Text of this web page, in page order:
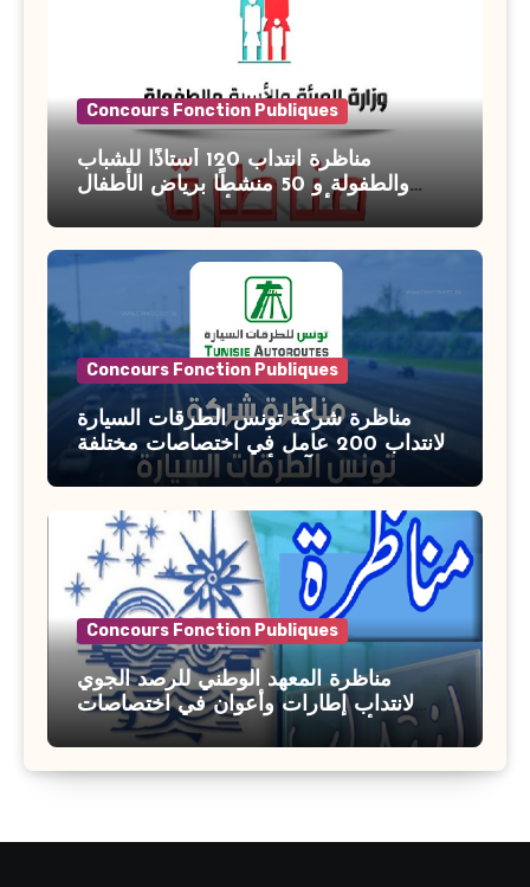
Concours Fonction Publiques
مناظرة انتداب 120 أستاذًا للشباب
والطفولة و 50 منشطًا برياض الأطفال
بوزارة الأسرة والمرأة والطفولة وكبار
السن آخر أجل للتسجيل : 27 جويلية 2026
Concours Fonction Publiques
مناظرة شركة تونس الطرقات السيارة
لانتداب 200 عامل في اختصاصات مختلفة
آخر أجل : 21 جويلية 2026
Concours Fonction Publiques
مناظرة المعهد الوطني للرصد الجوي
لانتداب إطارات وأعوان في اختصاصات
مختلفة : أخر اجل للترشح 27 جويلية 2026